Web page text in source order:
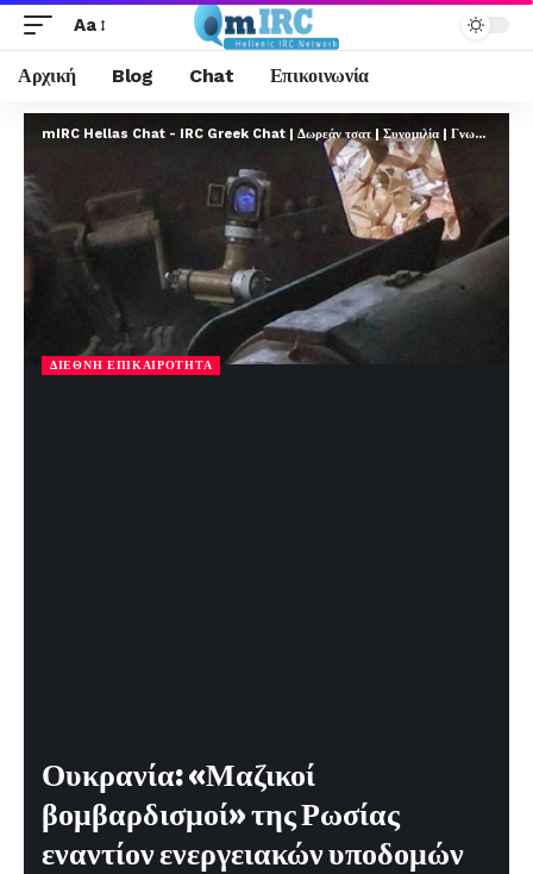
Aa
Αρχική Blog Chat Επικοινωνία
mIRC Hellas Chat - IRC Greek Chat | Δωρεάν τσατ | Συνομιλία | Γνωριμίες | FREE
ΔΙΕΘΝΉ ΕΠΙΚΑΙΡΌΤΗΤΑ
Ουκρανία: «Μαζικοί
βομβαρδισμοί» της Ρωσίας
εναντίον ενεργειακών υποδομών